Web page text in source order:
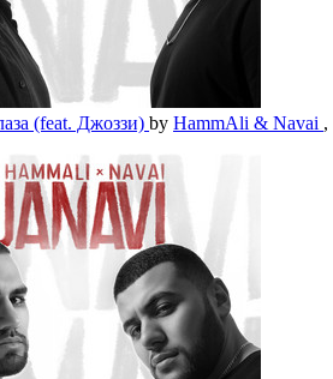
(feat. Джоззи) by HammAli & Navai ,